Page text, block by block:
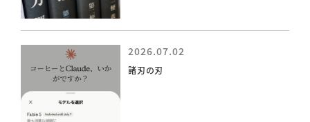
2026.07.02
諸刃の刃